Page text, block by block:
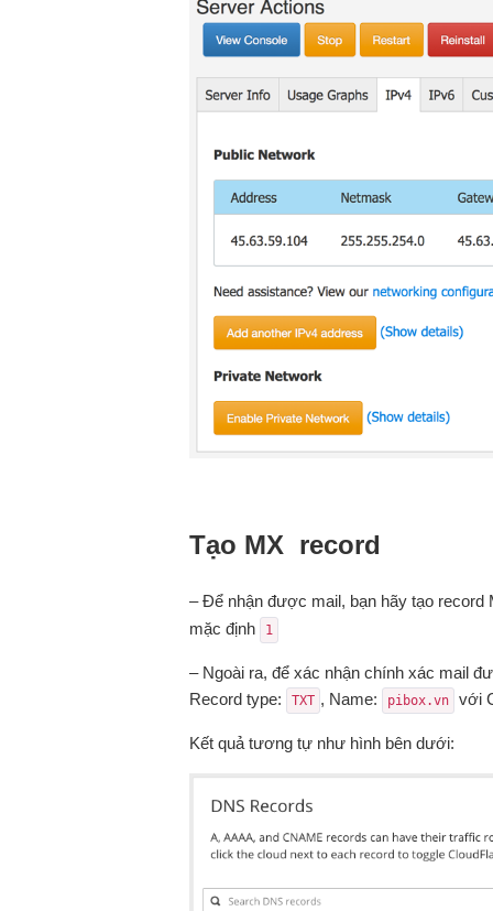
Tạo MX record
– Để nhận được mail, bạn hãy tạo
mặc định
1
– Ngoài ra, để xác nhận chính xác mail
Record type:
TXT , Name: pibox.vn với
Kết quả tương tự như hình bên dưới: